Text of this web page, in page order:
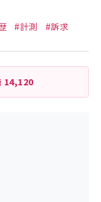
#計測
#訴求
14,120